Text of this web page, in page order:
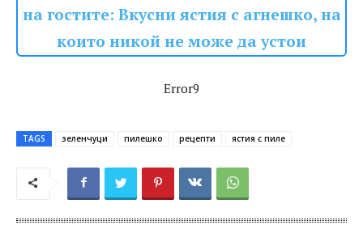
на гостите: Вкусни ястия с агнешко, на
които никой не може да устои
Error9
TAGS зеленчуци пилешко рецепти ястия с пиле